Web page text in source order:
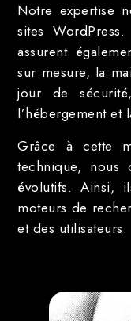
Notre expertise
sites
assurent
sur mesure, la
jour de
l’hébergement et
Grâce à cette
technique, nous
évolutifs. Ainsi,
moteurs de
et des utilisateurs.